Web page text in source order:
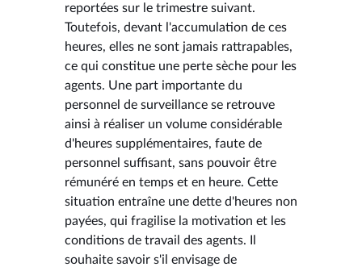
reportées sur le trimestre suivant.
Toutefois, devant l'accumulation de ces
heures, elles ne sont jamais rattrapables,
ce qui constitue une perte sèche pour les
agents. Une part importante du
personnel de surveillance se retrouve
ainsi à réaliser un volume considérable
d'heures supplémentaires, faute de
personnel suffisant, sans pouvoir être
rémunéré en temps et en heure. Cette
situation entraîne une dette d'heures non
payées, qui fragilise la motivation et les
conditions de travail des agents. Il
souhaite savoir s'il envisage de